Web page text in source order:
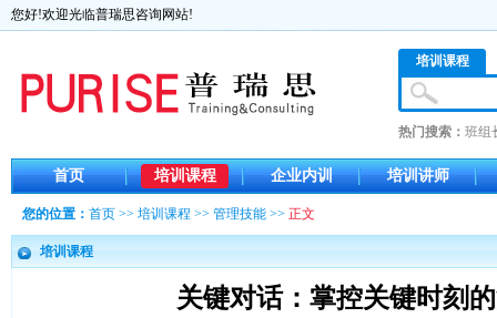
您好!欢迎光临普瑞思咨询网站!
培训课程
热门搜索： 班组
首页 培训课程 企业内训 培训讲师
您的位置： 首页 >> 培训课程 >> 管理技能 >> 正文
培训课程
关键对话：掌控关键时刻